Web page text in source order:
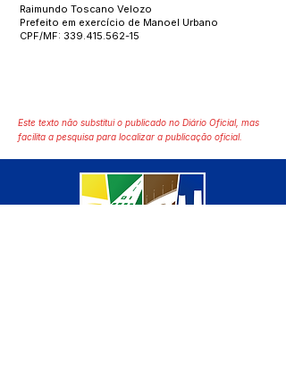
Raimundo Toscano Velozo
Prefeito em exercício de Manoel Urbano
CPF/MF: 339.415.562-15
Este texto não substitui o publicado no Diário Oficial, mas
facilita a pesquisa para localizar a publicação oficial.